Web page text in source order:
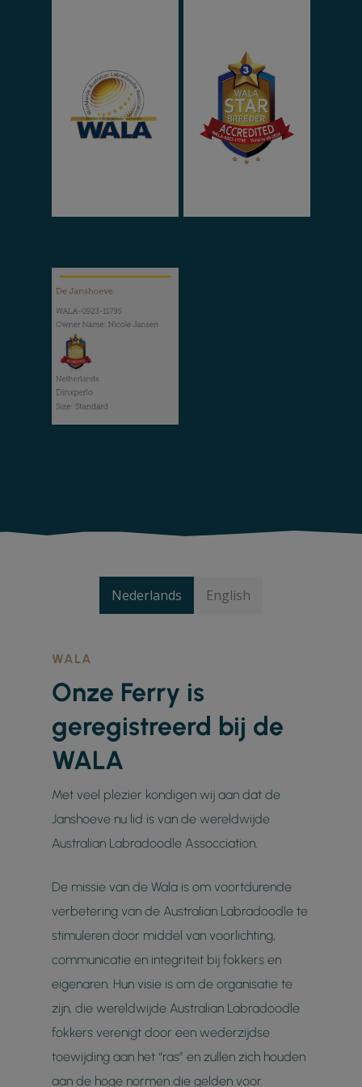
Nederlands English
WALA
Onze Ferry is
geregistreerd bij de
WALA
Met veel plezier kondigen wij aan dat de
Janshoeve nu lid is van de wereldwijde
Australian Labradoodle Assocciation.
De missie van de Wala is om voortdurende
verbetering van de Australian Labradoodle te
stimuleren door middel van voorlichting,
communicatie en integriteit bij fokkers en
eigenaren. Hun visie is om de organisatie te
zijn, die wereldwijde Australian Labradoodle
fokkers verenigt door een wederzijdse
toewijding aan het “ras” en zullen zich houden
aan de hoge normen die gelden voor